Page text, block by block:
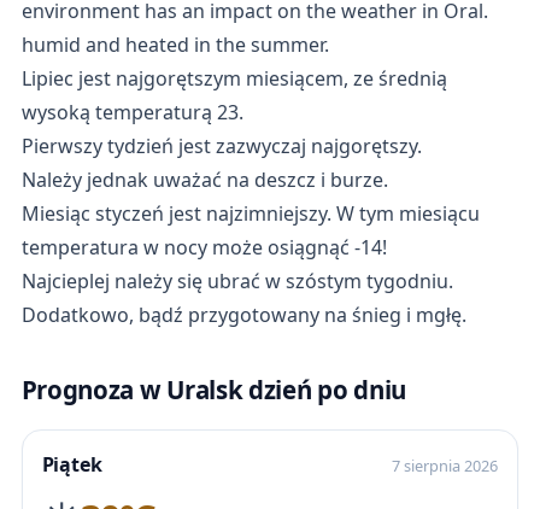
environment has an impact on the weather in Oral.
humid and heated in the summer.
Lipiec jest najgorętszym miesiącem, ze średnią
wysoką temperaturą 23.
Pierwszy tydzień jest zazwyczaj najgorętszy.
Należy jednak uważać na deszcz i burze.
Miesiąc styczeń jest najzimniejszy. W tym miesiącu
temperatura w nocy może osiągnąć -14!
Najcieplej należy się ubrać w szóstym tygodniu.
Dodatkowo, bądź przygotowany na śnieg i mgłę.
Prognoza w Uralsk dzień po dniu
Piątek 7 sierpnia 2026